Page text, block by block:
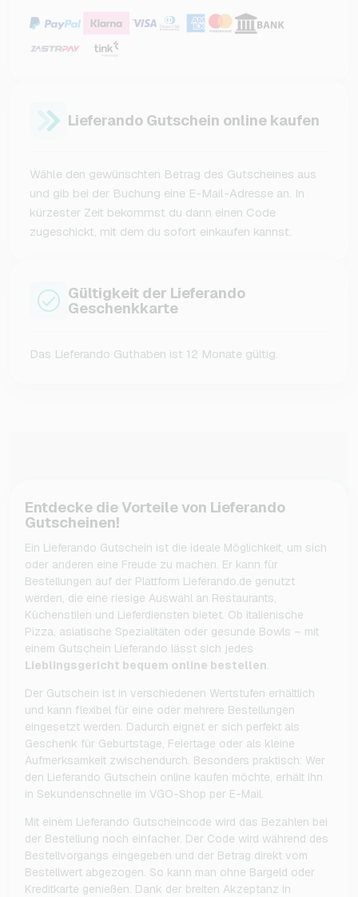
Lieferando Gutschein online kaufen
Wähle den gewünschten Betrag des Gutscheines aus
und gib bei der Buchung eine E-Mail-Adresse an. In
kürzester Zeit bekommst du dann einen Code
zugeschickt, mit dem du sofort einkaufen kannst.
Gültigkeit der Lieferando
Geschenkkarte
Das Lieferando Guthaben ist 12 Monate gültig.
Entdecke die Vorteile von Lieferando
Gutscheinen!
Ein Lieferando Gutschein ist die ideale Möglichkeit, um sich
oder anderen eine Freude zu machen. Er kann für
Bestellungen auf der Plattform Lieferando.de genutzt
werden, die eine riesige Auswahl an Restaurants,
Küchenstilen und Lieferdiensten bietet. Ob italienische
Pizza, asiatische Spezialitäten oder gesunde Bowls – mit
einem Gutschein Lieferando lässt sich jedes
Lieblingsgericht bequem online bestellen.
Der Gutschein ist in verschiedenen Wertstufen erhältlich
und kann flexibel für eine oder mehrere Bestellungen
eingesetzt werden. Dadurch eignet er sich perfekt als
Geschenk für Geburtstage, Feiertage oder als kleine
Aufmerksamkeit zwischendurch. Besonders praktisch: Wer
den Lieferando Gutschein online kaufen möchte, erhält ihn
in Sekundenschnelle im VGO-Shop per E-Mail.
Mit einem Lieferando Gutscheincode wird das Bezahlen bei
der Bestellung noch einfacher. Der Code wird während des
Bestellvorgangs eingegeben und der Betrag direkt vom
Bestellwert abgezogen. So kann man ohne Bargeld oder
Kreditkarte genießen. Dank der breiten Akzeptanz in